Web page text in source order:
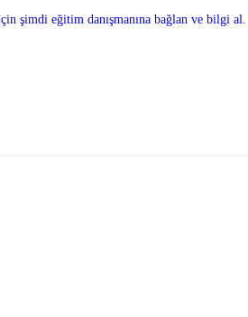
şimdi eğitim danışmanına bağlan ve bilgi al.